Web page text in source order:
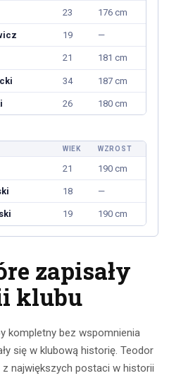
23 176 cm
19 —
21 181 cm
34 187 cm
26 180 cm
WIEK WZROST
21 190 cm
18 —
19 190 cm
zapisały
klubu
kompletny bez wspomnienia
się w klubową historię. Teodor
z największych postaci w historii